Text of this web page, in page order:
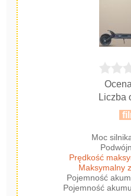
Liczba
Moc
Prędkość
Maksymalny
Pojemność
Pojemność